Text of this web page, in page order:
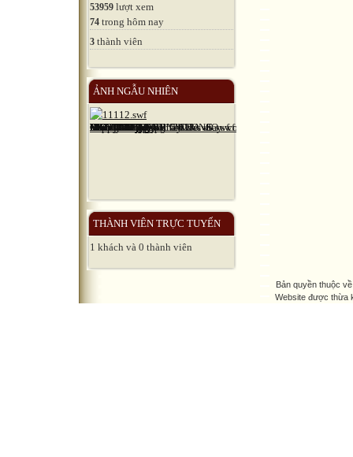
53959 lượt xem
74 trong hôm nay
3 thành viên
ẢNH NGẪU NHIÊN
THÀNH VIÊN TRỰC TUYẾN
1 khách và 0 thành viên
Bản quyền thuộc
Website được thừa